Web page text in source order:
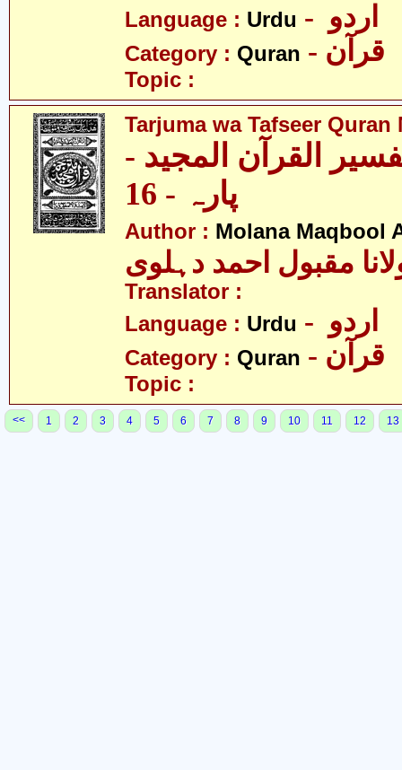
Language : Urdu
Category : Quran - قرآن
Topic :
Tarjuma wa Tafseer Quran
القرآن المجید -
پارہ - 16
Author : Molana Maqbool
مقبول احمد دہلوی
Translator :
Language : Urdu
Category : Quran - قرآن
Topic :
<< 1 2 3 4 5 6 7 8 9 10 11 12 13